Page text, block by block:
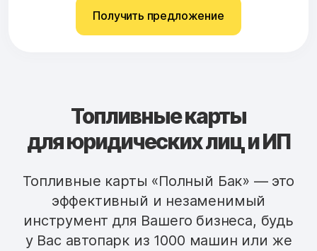
Получить предложение
Топливные карты
для юридических лиц и ИП
Топливные карты «Полный Бак» — это
эффективный и незаменимый
инструмент для Вашего бизнеса, будь
у Вас автопарк из 1000 машин или же